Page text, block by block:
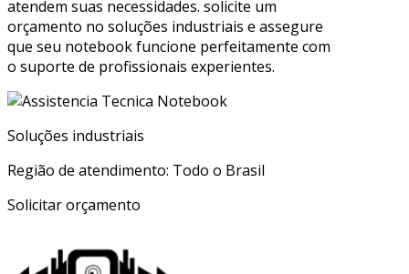
atendem suas necessidades. solicite um
orçamento no soluções industriais e assegure
que seu notebook funcione perfeitamente com
o suporte de profissionais experientes.
Soluções industriais
Região de atendimento: Todo o Brasil
Solicitar orçamento